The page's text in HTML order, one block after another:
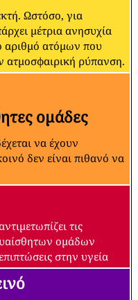
Ωστόσο, για
μέτρια ανησυχία
αριθμό ατόμων που
ατμοσφαιρική ρύπανση.
ομάδες
να έχουν
δεν είναι πιθανό να
τις
ομάδων
στην υγεία